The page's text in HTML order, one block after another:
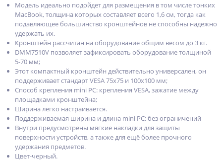
Модель идеально подойдет для размещения в том числе тонких
MacBook, толщина которых составляет всего 1,6 см, тогда как
подавляющее большинство кронштейнов не способны надежно
удержать их.
Кронштейн рассчитан на оборудование общим весом до 3 кг.
DMM7510V позволяет зафиксировать оборудование толщиной
5-70 мм;
Этот компактный кронштейн действительно универсален, он
поддерживает стандарт VESA 75х75 и 100х100 мм;
Способ крепления mini PC: крепления VESA, зажатие между
площадками кронштейна;
Ширина легко настраивается.
Поддерживаемая ширина и длина mini PC: без ограничений
Внутри предусмотрены мягкие накладки для защиты
поверхности устройств, а также для ещё более прочного
удержания предметов.
Цвет-черный.